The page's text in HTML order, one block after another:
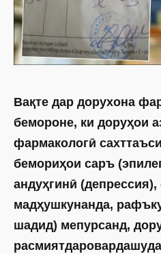
Вақте дар дорухона
бемороне, ки доруҳои
фармакологӣ
бемориҳои саръ
андуҳгинӣ
мадҳушкунанда,
шадид) мепурсанд,